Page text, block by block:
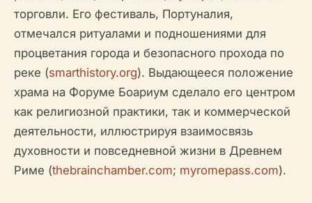
торговли. Его фестиваль, Портуналия,
отмечался ритуалами и подношениями для
процветания города и безопасного прохода по
реке (smarthistory.org). Выдающееся положение
храма на Форуме Боариум сделало его центром
как религиозной практики, так и коммерческой
деятельности, иллюстрируя взаимосвязь
духовности и повседневной жизни в Древнем
Риме (thebrainchamber.com; myromepass.com).